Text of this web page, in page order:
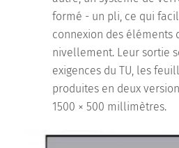
formé - un pli, ce qui
connexion des éléments
nivellement. Leur sortie
exigences du TU, les
produites en deux
1500 × 500 millimètres.